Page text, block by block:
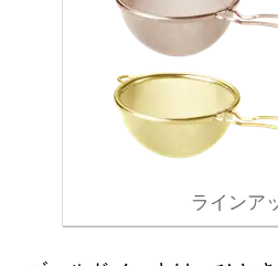
ラインア